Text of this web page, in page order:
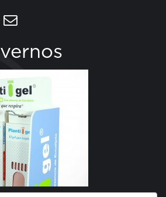
vernos